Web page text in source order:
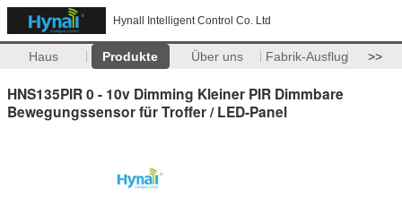
Hynall Intelligent Control Co. Ltd
Haus Produkte Über uns Fabrik-Ausflug >>
HNS135PIR 0 - 10v Dimming Kleiner PIR Dimmbare
Bewegungssensor für Troffer / LED-Panel